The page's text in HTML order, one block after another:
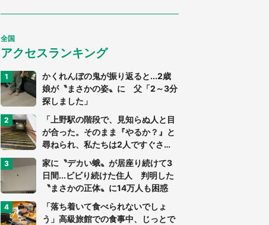
全国
アクセスランキング
かくれんぼの鬼が振り返ると...2歳
娘が〝まさかの姿〟に 父「2～3分
探しました」
「上野駅の階段で、見知らぬ人と目
が合った。そのまま『やるか？』と
尋ねられ、私たちは2人ですぐさ
ま...」（茨城県・70代男性）
家に〝デカい蛾〟が居座り続けて3
日間...ビビり続けた住人 判明した
〝まさかの正体〟に14万人も困惑
「落ち着いて食べられないでしょ
う」高級旅館での食事中、じっとで